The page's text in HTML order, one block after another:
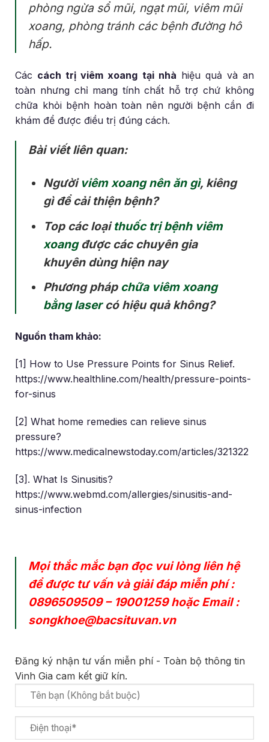
phòng ngừa sổ mũi, ngạt mũi, viêm mũi
xoang, phòng tránh các bệnh đường hô
hấp.
Các cách trị viêm xoang tại nhà hiệu quả và an
toàn nhưng chỉ mang tính chất hỗ trợ chứ không
chữa khỏi bệnh hoàn toàn nên người bệnh cần đi
khám để được điều trị đúng cách.
Bài viết liên quan:
Người viêm xoang nên ăn gì, kiêng
gì để cải thiện bệnh?
Top các loạithuốc trị bệnh viêm
xoangđược các chuyên gia
khuyên dùng hiện nay
Phương pháp chữa viêm xoang
bằng lasercó hiệu quả không?
Nguồn tham khảo:
[1] How to Use Pressure Points for Sinus Relief.
https://www.healthline.com/health/pressure-points-
for-sinus
[2] What home remedies can relieve sinus
pressure?
https://www.medicalnewstoday.com/articles/321322
[3]. What Is Sinusitis?
https://www.webmd.com/allergies/sinusitis-and-
sinus-infection
Mọi thắc mắc bạn đọc vui lòng liên hệ
để được tư vấn và giải đáp miễn phí :
0896509509– 19001259hoặc Email :
songkhoe@bacsituvan.vn
Đăng ký nhận tư vấn miễn phí - Toàn bộ thông tin
Vinh Gia cam kết giữ kín.